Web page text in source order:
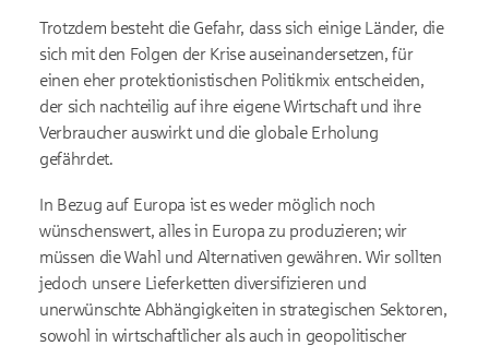
Trotzdem besteht die Gefahr, dass sich einige Länder, die
sich mit den Folgen der Krise auseinandersetzen, für
einen eher protektionistischen Politikmix entscheiden,
der sich nachteilig auf ihre eigene Wirtschaft und ihre
Verbraucher auswirkt und die globale Erholung
gefährdet.
In Bezug auf Europa ist es weder möglich noch
wünschenswert, alles in Europa zu produzieren; wir
müssen die Wahl und Alternativen gewähren. Wir sollten
jedoch unsere Lieferketten diversifizieren und
unerwünschte Abhängigkeiten in strategischen Sektoren,
sowohl in wirtschaftlicher als auch in geopolitischer